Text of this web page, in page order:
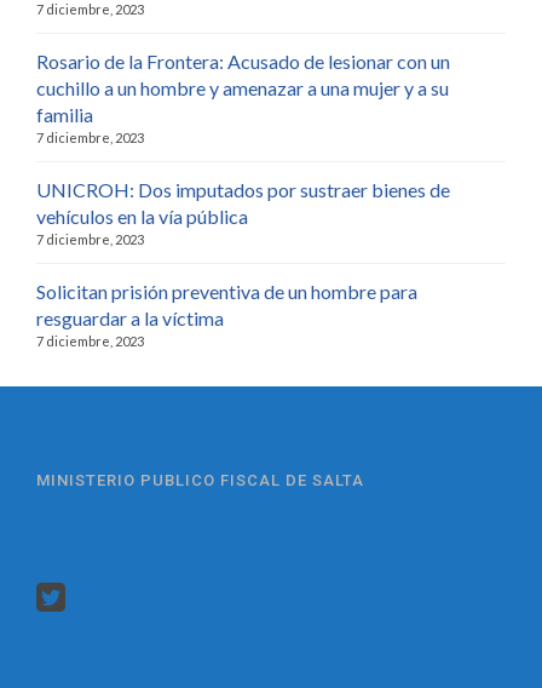
7 diciembre, 2023
Rosario de la Frontera: Acusado de lesionar con un
cuchillo a un hombre y amenazar a una mujer y a su
familia
7 diciembre, 2023
UNICROH: Dos imputados por sustraer bienes de
vehículos en la vía pública
7 diciembre, 2023
Solicitan prisión preventiva de un hombre para
resguardar a la víctima
7 diciembre, 2023
MINISTERIO PUBLICO FISCAL DE SALTA